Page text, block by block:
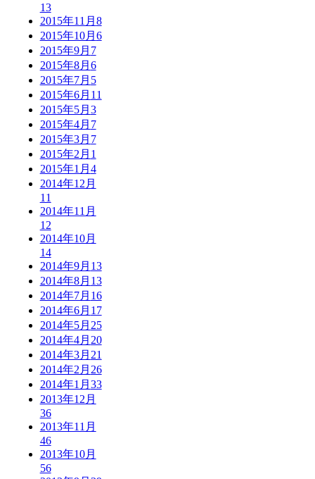
13
2015年11月 8
2015年10月 6
2015年9月 7
2015年8月 6
2015年7月 5
2015年6月 11
2015年5月 3
2015年4月 7
2015年3月 7
2015年2月 1
2015年1月 4
2014年12月
11
2014年11月
12
2014年10月
14
2014年9月 13
2014年8月 13
2014年7月 16
2014年6月 17
2014年5月 25
2014年4月 20
2014年3月 21
2014年2月 26
2014年1月 33
2013年12月
36
2013年11月
46
2013年10月
56